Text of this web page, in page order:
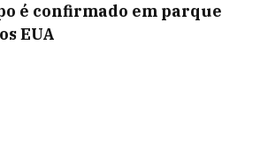
é confirmado em parque
EUA